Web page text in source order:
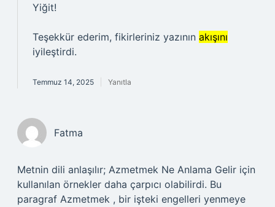
Yiğit!
Teşekkür ederim, fikirleriniz yazının akışını
iyileştirdi.
Temmuz 14, 2025 Yanıtla
Fatma
Metnin dili anlaşılır; Azmetmek Ne Anlama Gelir için
kullanılan örnekler daha çarpıcı olabilirdi. Bu
paragraf Azmetmek , bir işteki engelleri yenmeye